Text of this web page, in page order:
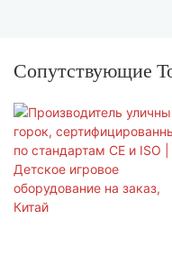
Сопутствующие